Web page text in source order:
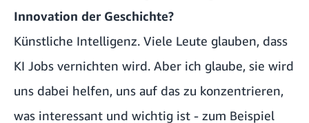
Innovation der Geschichte?
Künstliche Intelligenz. Viele Leute glauben, dass
KI Jobs vernichten wird. Aber ich glaube, sie wird
uns dabei helfen, uns auf das zu konzentrieren,
was interessant und wichtig ist - zum Beispiel